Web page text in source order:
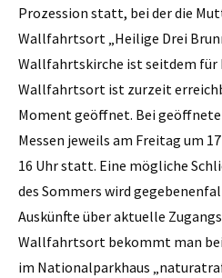
Prozession statt, bei der die
Wallfahrtsort ­„Heilige Drei
Wallfahrtskirche ist seitdem für
Wallfahrtsort ist zurzeit
Moment geöffnet. Bei
Messen jeweils am Freitag um
16 Uhr statt. Eine mögliche
des Sommers wird
Auskünfte über aktuelle
Wallfahrtsort bekommt man
im Nationalparkhaus